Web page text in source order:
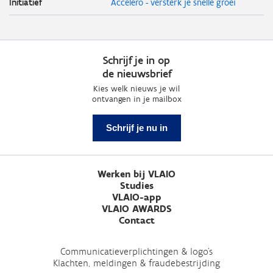
Schrijf je in op
de nieuwsbrief
Kies welk nieuws je wil
ontvangen in je mailbox
Schrijf je nu in
Werken bij VLAIO
Studies
VLAIO-app
VLAIO AWARDS
Contact
Communicatieverplichtingen & logo's
Klachten, meldingen & fraudebestrijding